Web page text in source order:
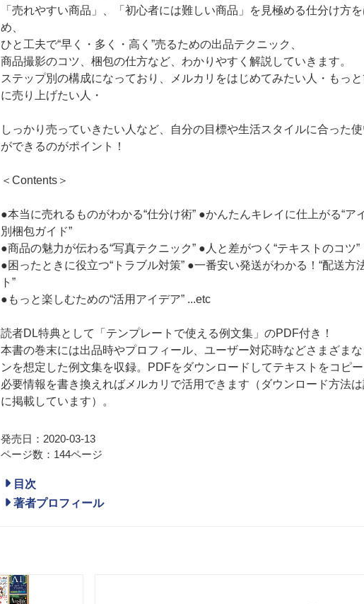
「売れやすい商品」、「初心者には難しい商品」を見極める仕分け方
め、
ひと工夫で“早く・多く・高く”売るための出品テクニック、
商品撮影のコツ、梱包の仕方など、わかりやすく解説していきます。
ステップ別の構成になっており、メルカリをはじめてみたい人・もっ
に売り上げたい人・
しっかり売っていきたい人など、自分の目標や生活スタイルに合った
ができるのがポイント！
＜Contents＞
●本当に売れるものがわかる“仕分け術” ●かんたんキレイに仕上がる“ア
別梱包ガイド”
●商品の魅力が伝わる“写真テクニック” ●人と差がつく“テキストのコツ”
●困ったときに役立つ“トラブル対策” ●一番安い発送がわかる！“配送方
ト”
●もっと楽しむための“活用アイデア” ...etc
読者DL特典として「テンプレートで使える例文集」のPDF付き！
本書の巻末には出品時やプロフィール、ユーザー対応時などさまざま
ンを想定した例文集を収録。PDFをダウンロードしてテキストをコピ
必要情報を書き換えればメルカリで活用できます（ダウンロード方法
に掲載しています）。
発売日：2020-03-13
ページ数：144ページ
目次
著者プロフィール